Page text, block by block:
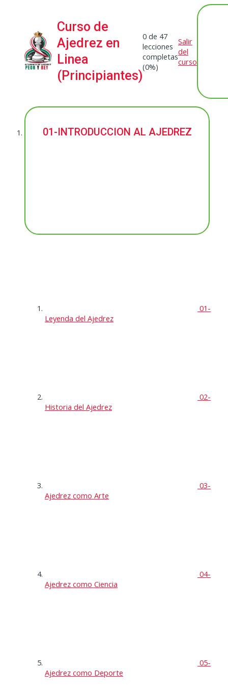
Curso de
Ajedrez en
Linea
(Principiantes)
0 de 47
lecciones
completas
(0%)
Salir
del
curso
01-INTRODUCCION AL AJEDREZ
01-
Leyenda del Ajedrez
02-
Historia del Ajedrez
03-
Ajedrez como Arte
04-
Ajedrez como Ciencia
05-
Ajedrez como Deporte